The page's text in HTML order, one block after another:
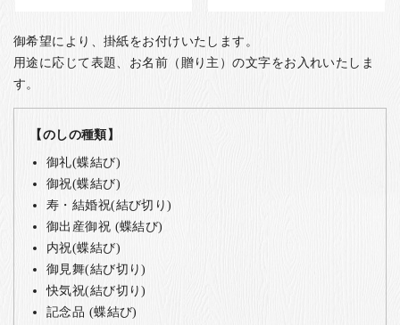
御希望により、掛紙をお付けいたします。
用途に応じて表題、お名前（贈り主）の文字をお入れいたしま
す。
【のしの種類】
御礼(蝶結び)
御祝(蝶結び)
寿・結婚祝(結び切り)
御出産御祝 (蝶結び)
内祝(蝶結び)
御見舞(結び切り)
快気祝(結び切り)
記念品 (蝶結び)